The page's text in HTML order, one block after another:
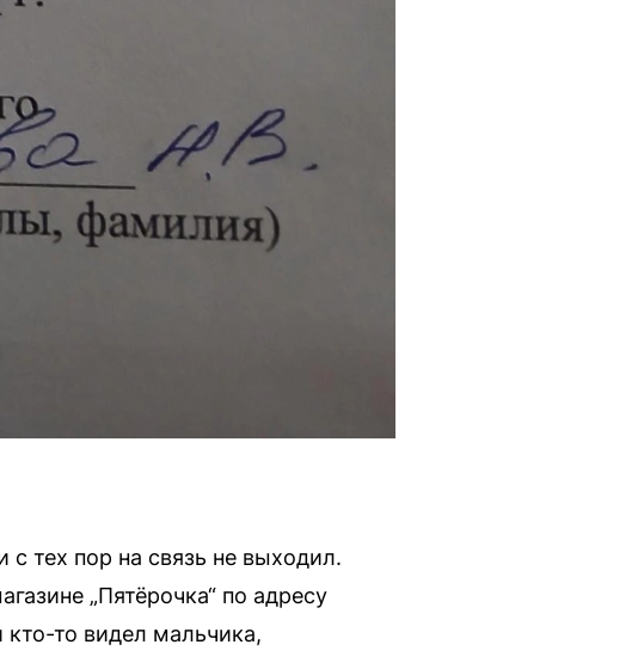
тех пор на связь не выходил.
„Пятёрочка“ по адресу
кто-то видел мальчика,